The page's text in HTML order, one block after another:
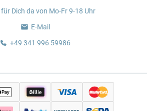
Dich da von Mo-Fr 9-18 Uhr
E-Mail
+49 341 996 59986